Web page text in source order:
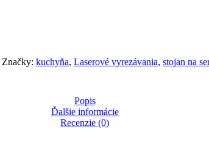
Značky: kuchyňa, Laserové vyrezávania, stojan na
Popis
Ďalšie informácie
Recenzie (0)